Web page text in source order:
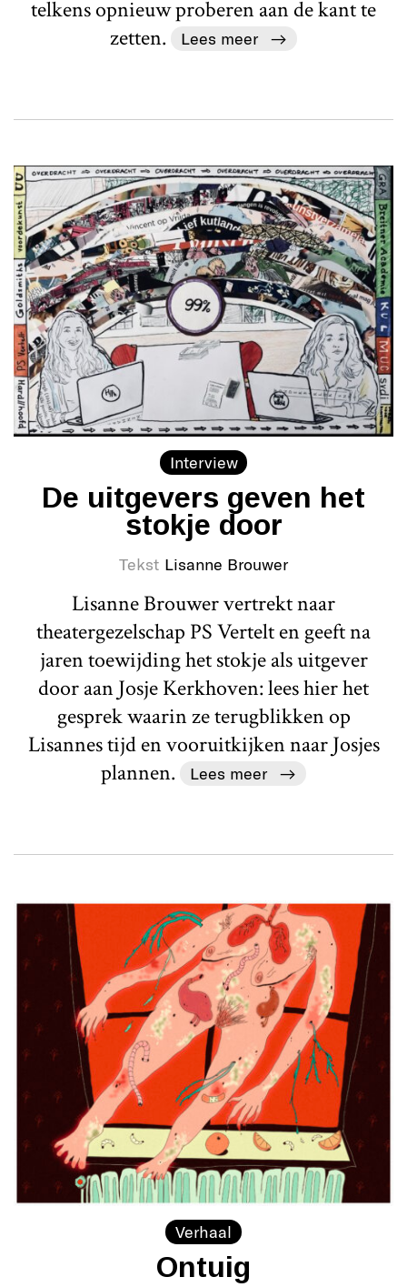
telkens opnieuw proberen aan de kant te
zetten.
Lees meer
Interview
De uitgevers geven het
stokje door
Tekst Lisanne Brouwer
Lisanne Brouwer vertrekt naar
theatergezelschap PS Vertelt en geeft na
jaren toewijding het stokje als uitgever
door aan Josje Kerkhoven: lees hier het
gesprek waarin ze terugblikken op
Lisannes tijd en vooruitkijken naar Josjes
plannen.
Lees meer
Verhaal
Ontuig